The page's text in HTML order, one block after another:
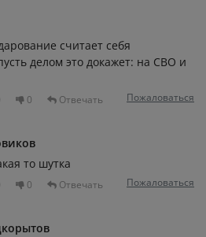
считает себя
делом это докажет: на СВО и
0 Отвечать Пожаловаться
то шутка
0 Отвечать Пожаловаться